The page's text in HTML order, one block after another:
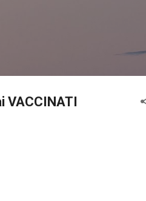
VACCINATI